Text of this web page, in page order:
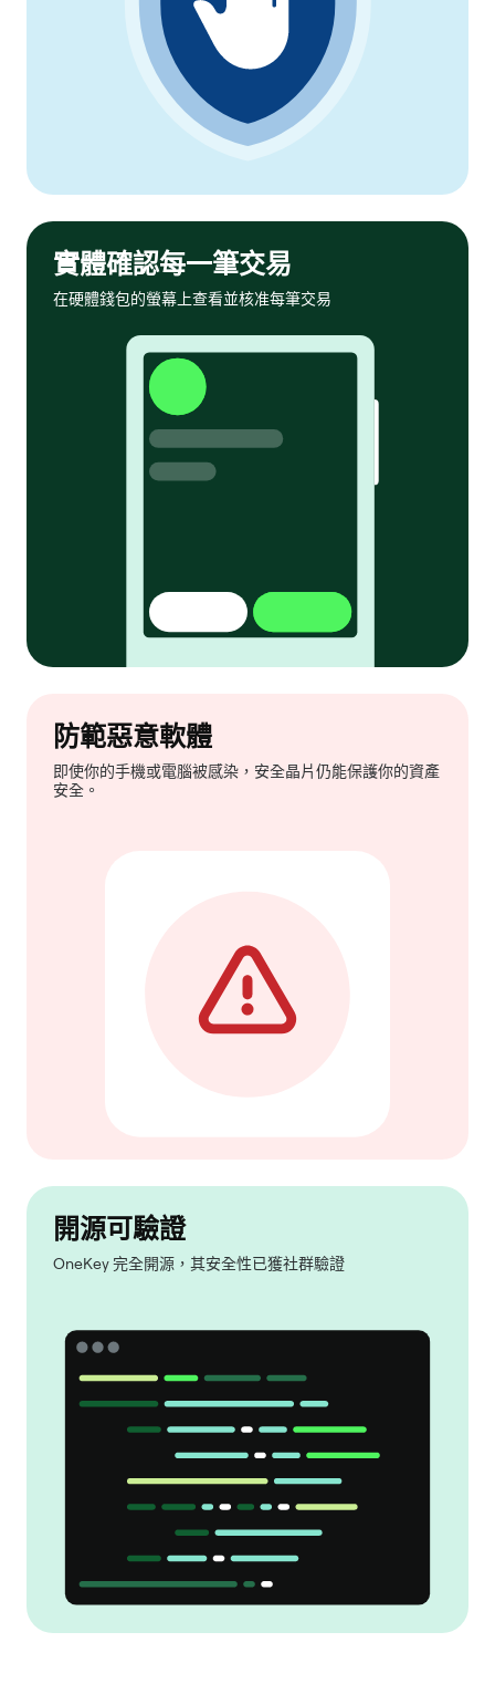
實體確認每一筆交易
在硬體錢包的螢幕上查看並核准每筆交易
防範惡意軟體
即使你的手機或電腦被感染，安全晶片仍能保護你的資產
安全。
開源可驗證
OneKey 完全開源，其安全性已獲社群驗證